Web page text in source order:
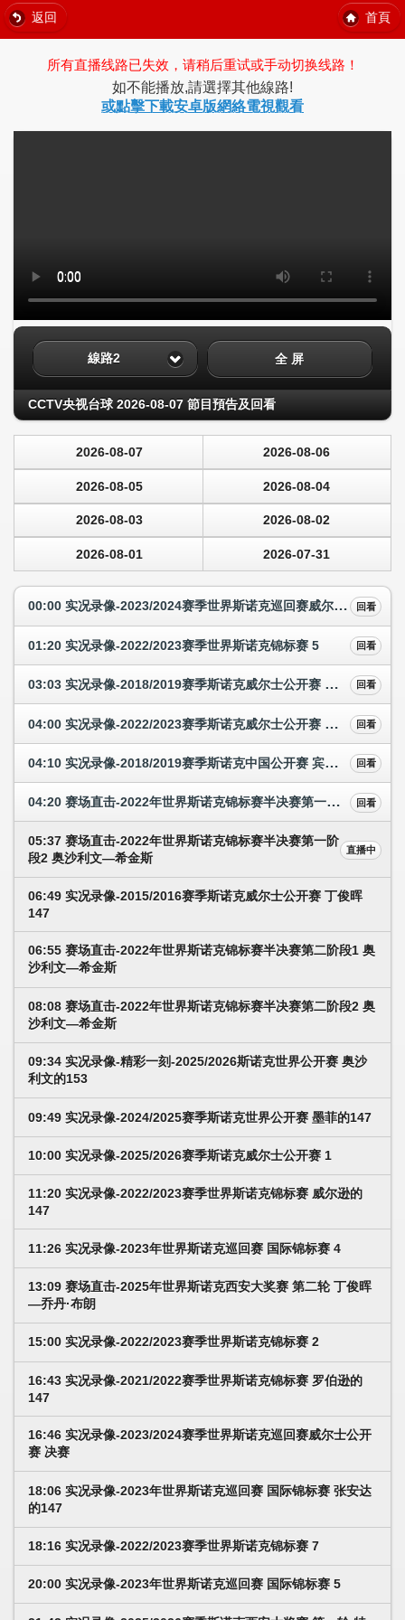
返回 首頁
所有直播线路已失效，请稍后重试或手动切换线路！
如不能播放,請選擇其他線路!
或點擊下載安卓版網絡電視觀看
線路2 全 屏
CCTV央视台球 2026-08-07 節目預告及回看
2026-08-07 2026-08-06
2026-08-05 2026-08-04
2026-08-03 2026-08-02
2026-08-01 2026-07-31
00:00 实况录像-2023/2024赛季世界斯诺克巡回赛威尔士公开赛 3 回看
01:20 实况录像-2022/2023赛季世界斯诺克锦标赛 5 回看
03:03 实况录像-2018/2019赛季斯诺克威尔士公开赛 半决赛 回看
04:00 实况录像-2022/2023赛季斯诺克威尔士公开赛 墨菲的147 回看
04:10 实况录像-2018/2019赛季斯诺克中国公开赛 宾汉姆的147 回看
04:20 赛场直击-2022年世界斯诺克锦标赛半决赛第一阶段1 奥沙利文—希金斯 回看
05:37 赛场直击-2022年世界斯诺克锦标赛半决赛第一阶
段2 奥沙利文—希金斯
直播中
06:49 实况录像-2015/2016赛季斯诺克威尔士公开赛 丁俊晖
147
06:55 赛场直击-2022年世界斯诺克锦标赛半决赛第二阶段1 奥
沙利文—希金斯
08:08 赛场直击-2022年世界斯诺克锦标赛半决赛第二阶段2 奥
沙利文—希金斯
09:34 实况录像-精彩一刻-2025/2026斯诺克世界公开赛 奥沙
利文的153
09:49 实况录像-2024/2025赛季斯诺克世界公开赛 墨菲的147
10:00 实况录像-2025/2026赛季斯诺克威尔士公开赛 1
11:20 实况录像-2022/2023赛季世界斯诺克锦标赛 威尔逊的
147
11:26 实况录像-2023年世界斯诺克巡回赛 国际锦标赛 4
13:09 赛场直击-2025年世界斯诺克西安大奖赛 第二轮 丁俊晖
—乔丹·布朗
15:00 实况录像-2022/2023赛季世界斯诺克锦标赛 2
16:43 实况录像-2021/2022赛季世界斯诺克锦标赛 罗伯逊的
147
16:46 实况录像-2023/2024赛季世界斯诺克巡回赛威尔士公开
赛 决赛
18:06 实况录像-2023年世界斯诺克巡回赛 国际锦标赛 张安达
的147
18:16 实况录像-2022/2023赛季世界斯诺克锦标赛 7
20:00 实况录像-2023年世界斯诺克巡回赛 国际锦标赛 5